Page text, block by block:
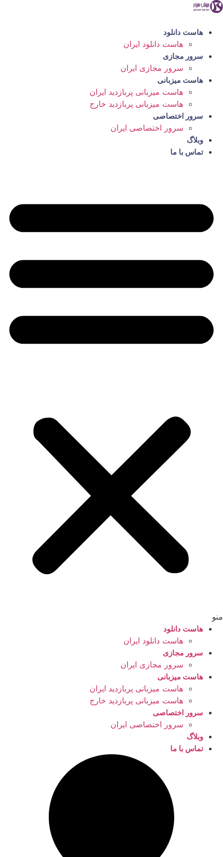
پرش
محتوا
هاست دانلود
هاست دانلود ایران
سرور مجازی
سرور مجازی ایران
هاست میزبانی
هاست میزبانی پربازدید ایران
هاست میزبانی پربازدید خارج
سرور اختصاصی
سرور اختصاصی ایران
وبلاگ
تماس با ما
منو
هاست دانلود
هاست دانلود ایران
سرور مجازی
سرور مجازی ایران
هاست میزبانی
هاست میزبانی پربازدید ایران
هاست میزبانی پربازدید خارج
سرور اختصاصی
سرور اختصاصی ایران
وبلاگ
تماس با ما